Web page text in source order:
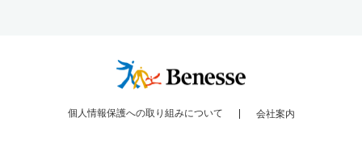
個人情報保護への取り組みについて 会社案内